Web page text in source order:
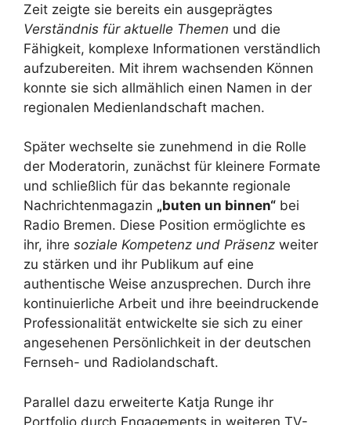
Zeit zeigte sie bereits ein ausgeprägtes
Verständnis für aktuelle Themen und die
Fähigkeit, komplexe Informationen verständlich
aufzubereiten. Mit ihrem wachsenden Können
konnte sie sich allmählich einen Namen in der
regionalen Medienlandschaft machen.
Später wechselte sie zunehmend in die Rolle
der Moderatorin, zunächst für kleinere Formate
und schließlich für das bekannte regionale
Nachrichtenmagazin „buten un binnen“ bei
Radio Bremen. Diese Position ermöglichte es
ihr, ihre soziale Kompetenz und Präsenz weiter
zu stärken und ihr Publikum auf eine
authentische Weise anzusprechen. Durch ihre
kontinuierliche Arbeit und ihre beeindruckende
Professionalität entwickelte sie sich zu einer
angesehenen Persönlichkeit in der deutschen
Fernseh- und Radiolandschaft.
Parallel dazu erweiterte Katja Runge ihr
Portfolio durch Engagements in weiteren TV-